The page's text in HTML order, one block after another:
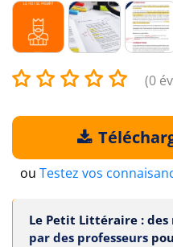
(0
ou Testez vos
Le Petit Littéraire : des
par des professeurs